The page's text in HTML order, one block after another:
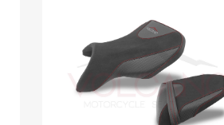
Aggiungi al confronto